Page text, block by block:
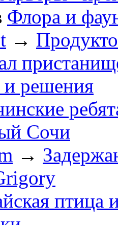
Флора и
→
решения
Сочи
→
птица